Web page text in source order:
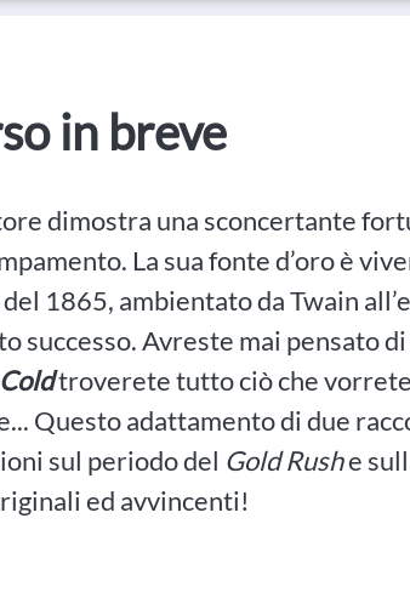
in breve
dimostra una sconcertante
La sua fonte d’oro è
1865, ambientato da Twain
successo. Avreste mai pensato
troverete tutto ciò che
Questo adattamento di due
sul periodo del Gold Rushe
ed avvincenti!